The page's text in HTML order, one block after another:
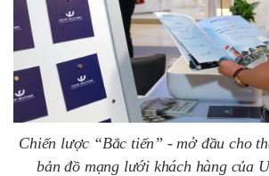
Chiến lược “Bắc tiến” - mở đầu cho
bản đồ mạng lưới khách hàng của